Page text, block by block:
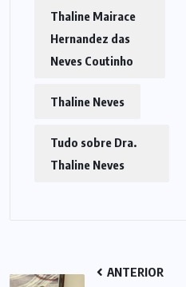
Thaline Mairace
Hernandez das
Neves Coutinho
Thaline Neves
Tudo sobre Dra.
Thaline Neves
ANTERIOR